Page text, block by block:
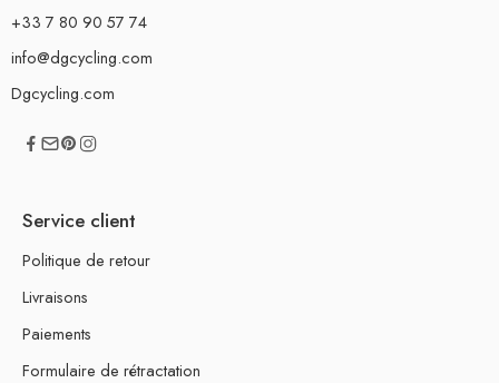
+33 7 80 90 57 74
info@dgcycling.com
Dgcycling.com
Service client
Politique de retour
Livraisons
Paiements
Formulaire de rétractation